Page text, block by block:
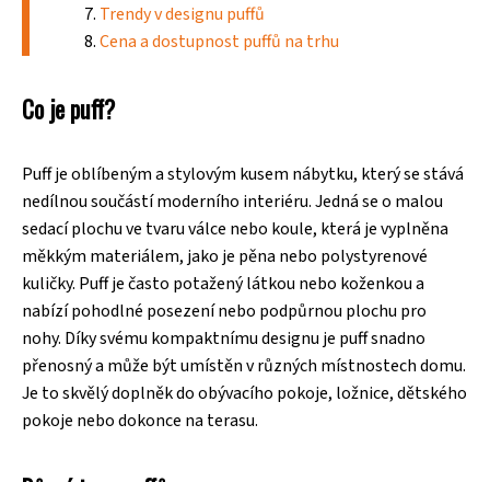
Trendy v designu puffů
Cena a dostupnost puffů na trhu
Co je puff?
Puff je oblíbeným a stylovým kusem nábytku, který se stává
nedílnou součástí moderního interiéru. Jedná se o malou
sedací plochu ve tvaru válce nebo koule, která je vyplněna
měkkým materiálem, jako je pěna nebo polystyrenové
kuličky. Puff je často potažený látkou nebo koženkou a
nabízí pohodlné posezení nebo podpůrnou plochu pro
nohy. Díky svému kompaktnímu designu je puff snadno
přenosný a může být umístěn v různých místnostech domu.
Je to skvělý doplněk do obývacího pokoje, ložnice, dětského
pokoje nebo dokonce na terasu.